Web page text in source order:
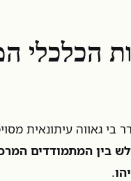
הכלכלי
בי גאווה עיתונאית
בין המתמודדים
.